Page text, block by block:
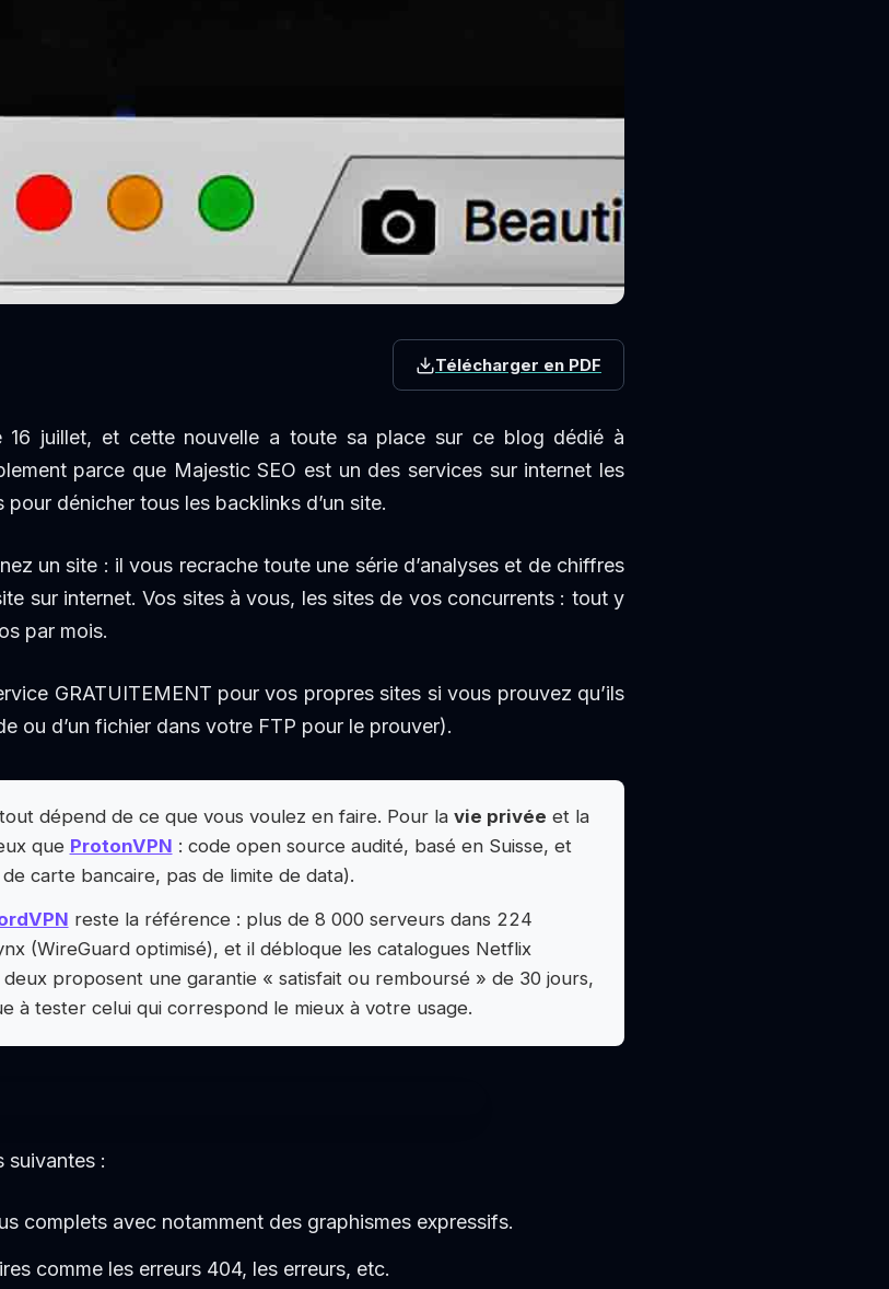
Télécharger en PDF
16 juillet, et cette nouvelle a toute sa place sur ce blog dédié à
parce que Majestic SEO est un des services sur internet les
dénicher tous les backlinks d’un site.
un site : il vous recrache toute une série d’analyses et de chiffres
sur internet. Vos sites à vous, les sites de vos concurrents : tout y
par mois.
GRATUITEMENT pour vos propres sites si vous prouvez qu’ils
ou d’un fichier dans votre FTP pour le prouver).
dépend de ce que vous voulez en faire. Pour la vie privée et la
que ProtonVPN : code open source audité, basé en Suisse, et
carte bancaire, pas de limite de data).
reste la référence : plus de 8 000 serveurs dans 224
(WireGuard optimisé), et il débloque les catalogues Netflix
proposent une garantie « satisfait ou remboursé » de 30 jours,
à tester celui qui correspond le mieux à votre usage.
suivantes :
complets avec notamment des graphismes expressifs.
comme les erreurs 404, les erreurs, etc.